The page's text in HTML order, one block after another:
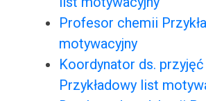
Profesor chemii
motywacyjny
Koordynator ds. przyjęć
Przykładowy list